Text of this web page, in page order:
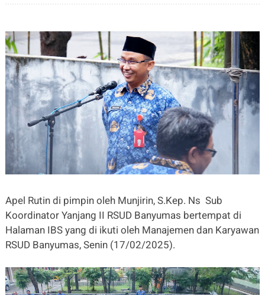
Apel Rutin di pimpin oleh Munjirin, S.Kep. Ns Sub
Koordinator Yanjang II RSUD Banyumas bertempat di
Halaman IBS yang di ikuti oleh Manajemen dan Karyawan
RSUD Banyumas, Senin (17/02/2025).